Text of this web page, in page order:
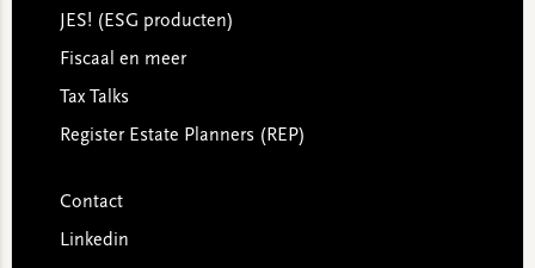
JES! (ESG producten)
Fiscaal en meer
Tax Talks
Register Estate Planners (REP)
Contact
Linkedin